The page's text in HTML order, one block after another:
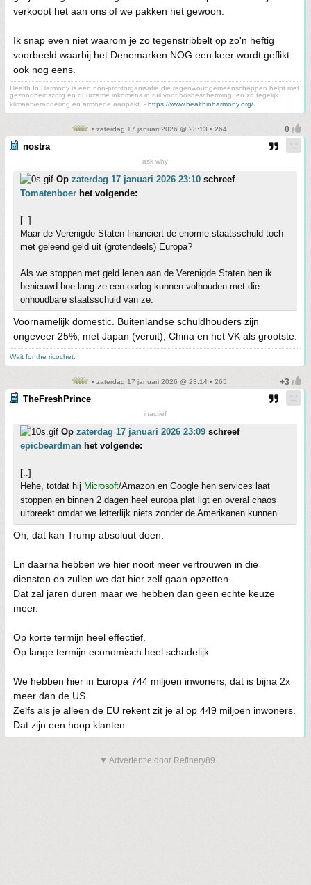
verkoopt het aan ons of we pakken het gewoon.
Ik snap even niet waarom je zo tegenstribbelt op zo'n heftig
voorbeeld waarbij het Denemarken NOG een keer wordt geflikt
ook nog eens.
Health In Harmony is een non-profitorganisatie die regenwoudgemeenschappen helpt met
gezondheidszorg en duurzame inkomens in ruil voor bosbescherming, en zo tegelijk
klimaatverandering en armoede aanpakt. - https://www.healthinharmony.org/
• zaterdag 17 januari 2026 @ 23:13 • 264
nostra
ask why
Op zaterdag 17 januari 2026 23:10 schreef
Tomatenboer het volgende:
[..]
Maar de Verenigde Staten financiert de enorme staatsschuld toch
met geleend geld uit (grotendeels) Europa?
Als we stoppen met geld lenen aan de Verenigde Staten ben ik
benieuwd hoe lang ze een oorlog kunnen volhouden met die
onhoudbare staatsschuld van ze.
Voornamelijk domestic. Buitenlandse schuldhouders zijn
ongeveer 25%, met Japan (veruit), China en het VK als grootste.
Wait for the ricochet.
• zaterdag 17 januari 2026 @ 23:14 • 265
TheFreshPrince
inactief
Op zaterdag 17 januari 2026 23:09 schreef
epicbeardman het volgende:
[..]
Hehe, totdat hij Microsoft/Amazon en Google hen services laat
stoppen en binnen 2 dagen heel europa plat ligt en overal chaos
uitbreekt omdat we letterlijk niets zonder de Amerikanen kunnen.
Oh, dat kan Trump absoluut doen.
En daarna hebben we hier nooit meer vertrouwen in die
diensten en zullen we dat hier zelf gaan opzetten.
Dat zal jaren duren maar we hebben dan geen echte keuze
meer.
Op korte termijn heel effectief.
Op lange termijn economisch heel schadelijk.
We hebben hier in Europa 744 miljoen inwoners, dat is bijna 2x
meer dan de US.
Zelfs als je alleen de EU rekent zit je al op 449 miljoen inwoners.
Dat zijn een hoop klanten.
▼ Advertentie door Refinery89